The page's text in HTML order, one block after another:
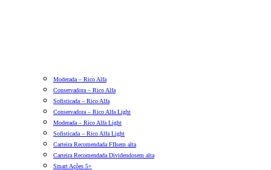
Moderada – Rico Alfa
Conservadora – Rico Alfa
Sofisticada – Rico Alfa
Conservadora – Rico Alfa Light
Moderada – Rico Alfa Light
Sofisticada – Rico Alfa Light
Carteira Recomendada FIIsem alta
Carteira Recomendada Dividendosem alta
Smart Ações 5+